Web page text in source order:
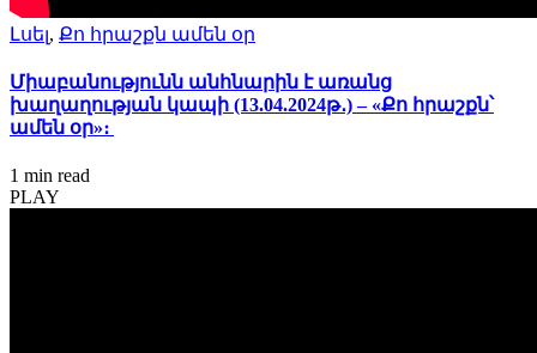
Լսել, Քո հրաշքն ամեն օր
Միաբանությունն անհնարին է առանց
խաղաղության կապի (13.04.2024թ․) – «Քո հրաշքն՝
ամեն օր»։
1 min read
PLAY